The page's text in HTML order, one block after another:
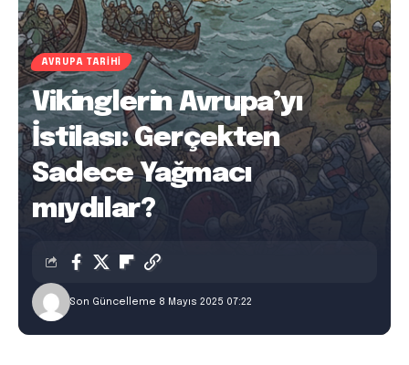
AVRUPA TARIHI
Vikinglerin Avrupa’yı
İstilası: Gerçekten
Sadece Yağmacı
mıydılar?
Son Güncelleme 8 Mayıs 2025 07:22